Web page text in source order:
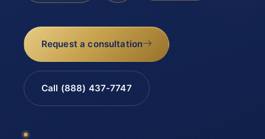
Request a consultation
Call (888) 437-7747